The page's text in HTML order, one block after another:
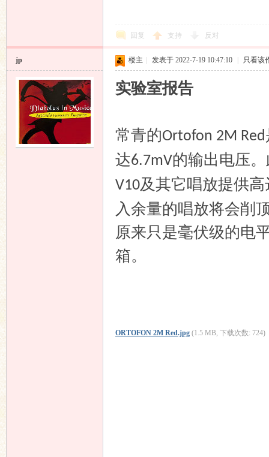
回复 支持 反对
jp 楼主 发表于 2022-7-19 10:47:10 只看该
实验室报告
常青的Ortofon 2M Red
达6.7mV的输出电压
V10及其它唱放提供高
入余量的唱放将会削
原来只是毫伏级的电
箱。
ORTOFON 2M Red.jpg (1.5 MB, 下载次数: 724)